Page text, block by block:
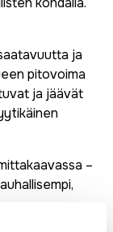
ja
pitovoima
ja jäävät
–